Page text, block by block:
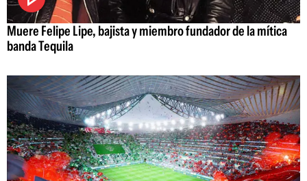
Muere Felipe Lipe, bajista y miembro fundador de la mítica
banda Tequila